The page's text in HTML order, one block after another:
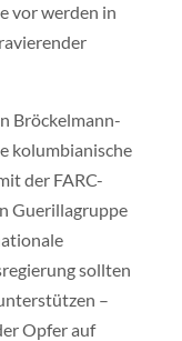
vor werden in
Bröckelmann-
kolumbianische
der FARC-
Guerillagruppe
sollten
–
Opfer auf